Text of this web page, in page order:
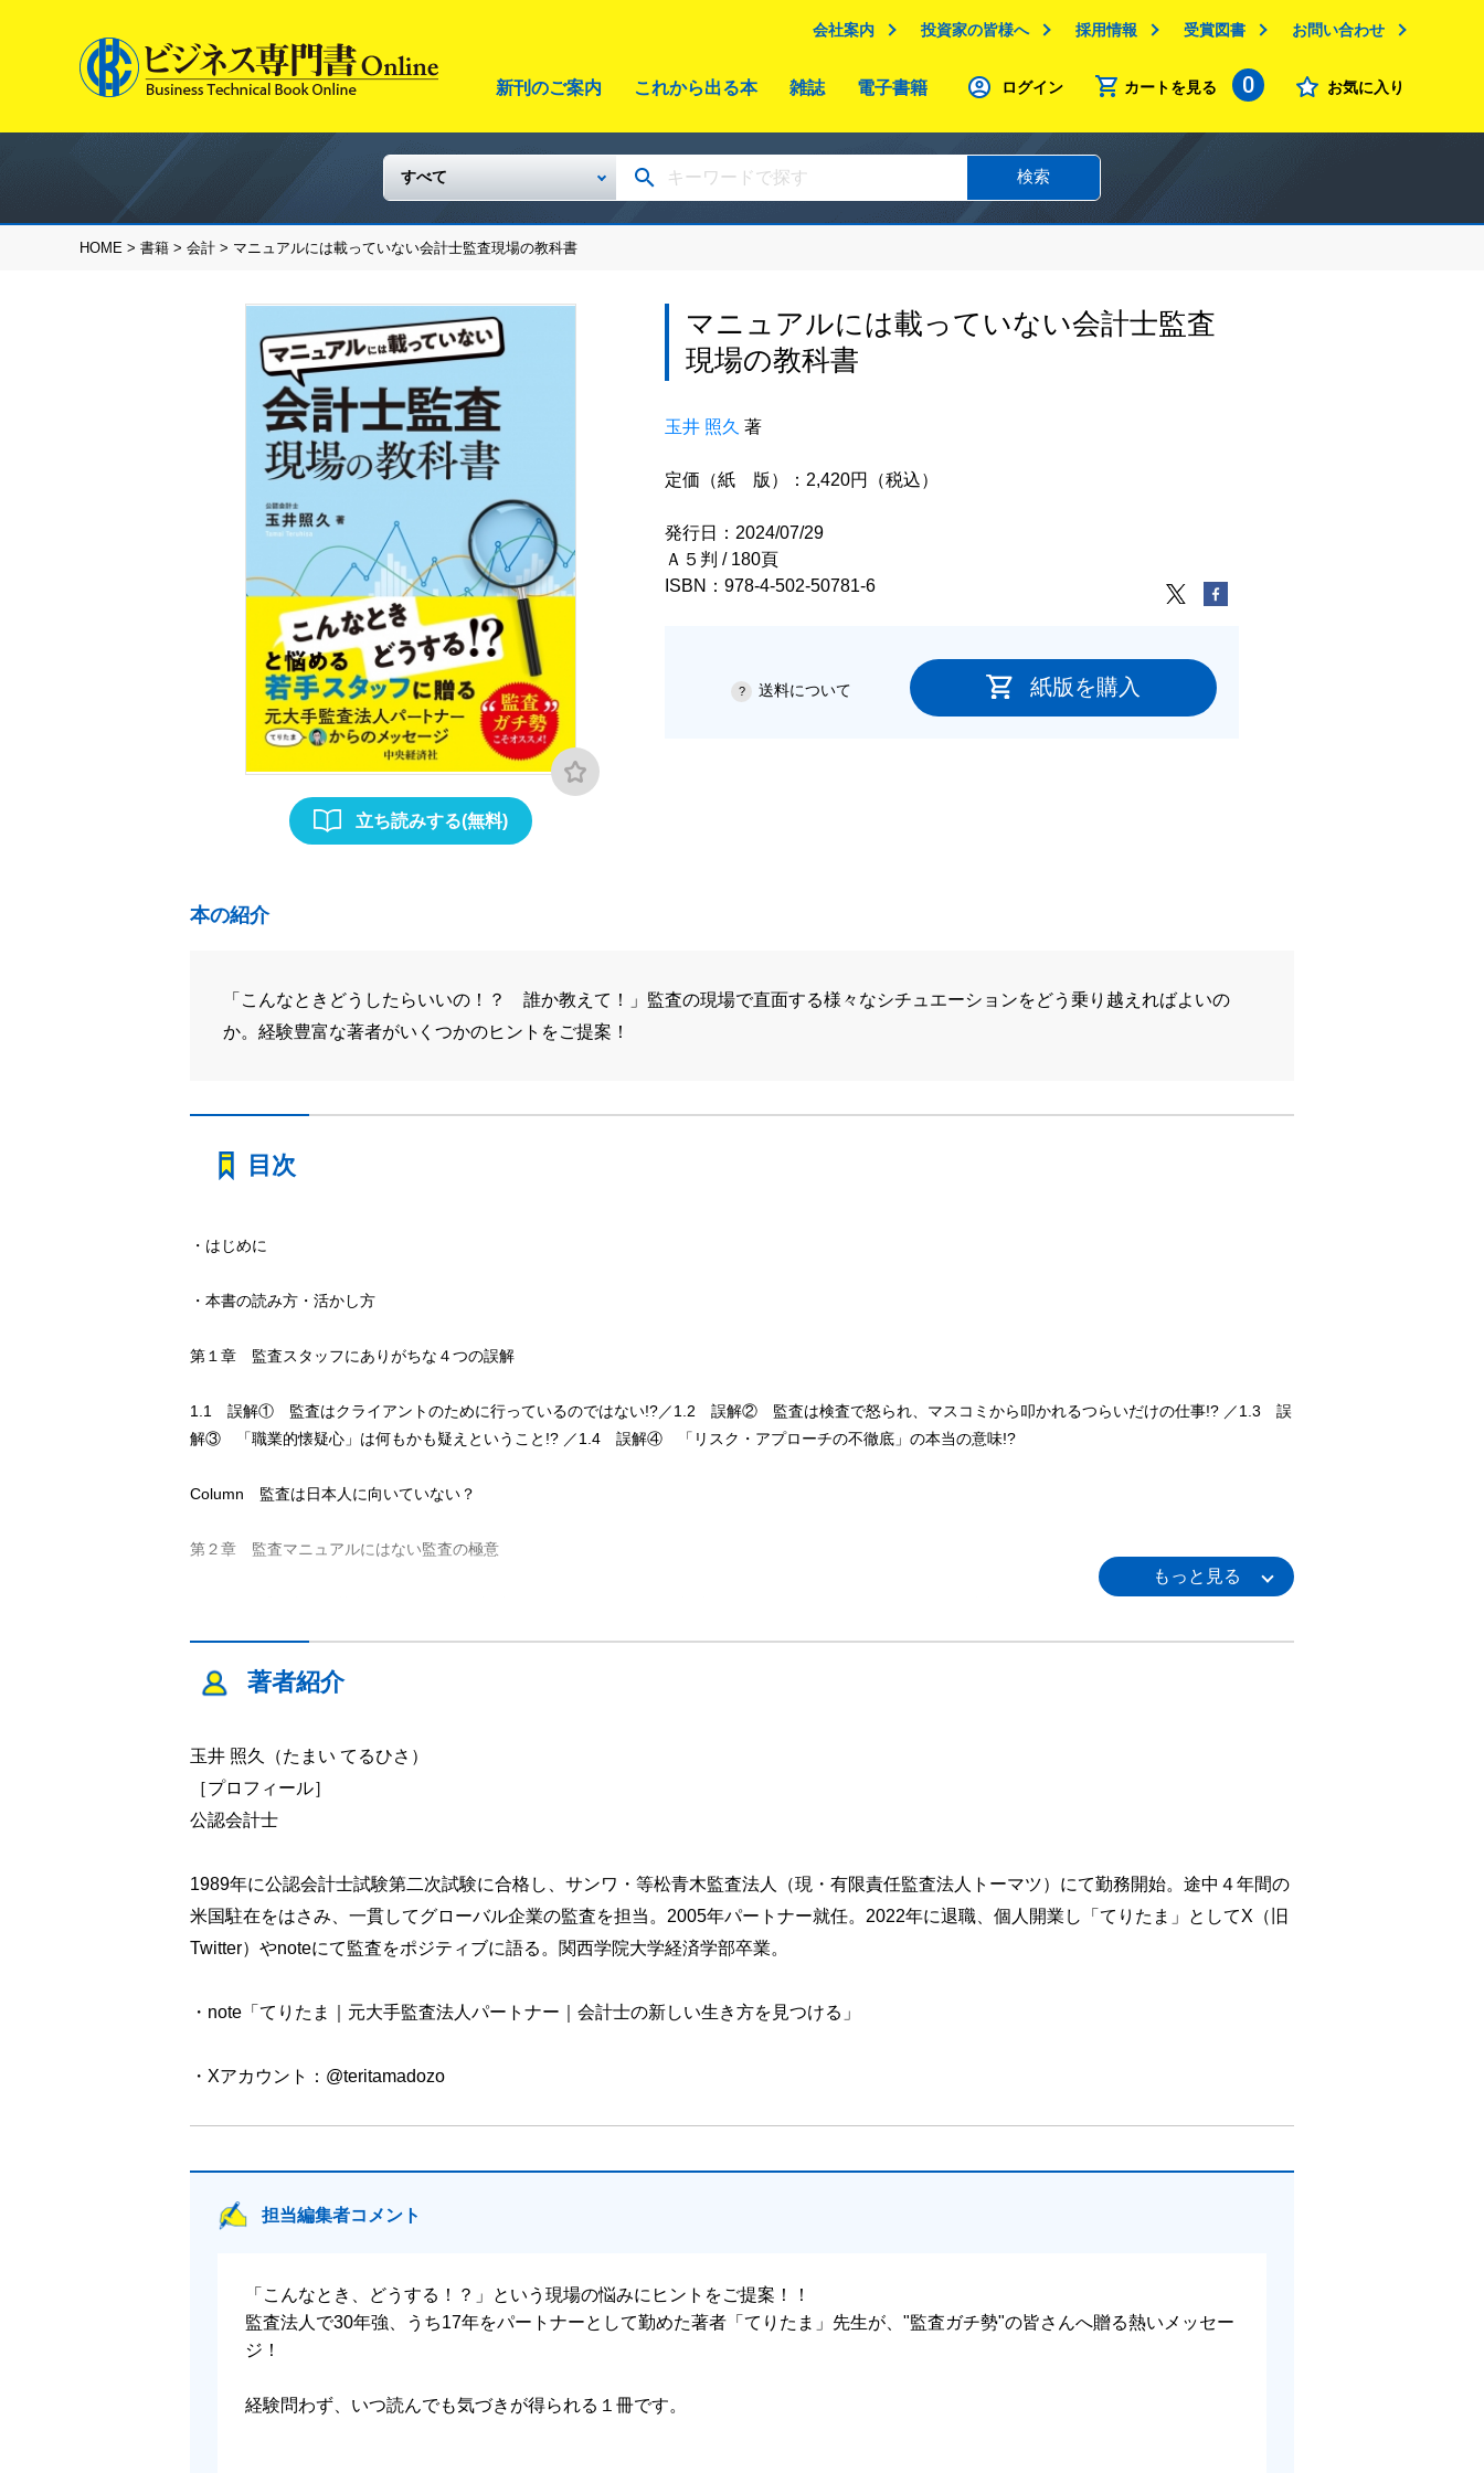
会社案内 投資家の皆様へ 採用情報 受賞図書 お問い合わせ
新刊のご案内 これから出る本 雑誌 電子書籍 ログイン カートを見る 0 お気に入り
検索
HOME > 書籍 > 会計 > マニュアルには載っていない会計士監査現場の教科書
立ち読みする(無料)
マニュアルには載っていない会計士監査
現場の教科書
玉井 照久 著
定価（紙 版）：2,420円（税込）
発行日：2024/07/29
Ａ５判 / 180頁
ISBN：978-4-502-50781-6
紙版を購入
送料について
本の紹介
「こんなときどうしたらいいの！？ 誰か教えて！」監査の現場で直面する様々なシチュエーションをどう乗り越えればよいの
か。経験豊富な著者がいくつかのヒントをご提案！
目次
・はじめに
・本書の読み方・活かし方
第１章 監査スタッフにありがちな４つの誤解
1.1 誤解① 監査はクライアントのために行っているのではない!?／1.2 誤解② 監査は検査で怒られ、マスコミから叩かれるつらいだけの仕事!? ／1.3 誤
解③ 「職業的懐疑心」は何もかも疑えということ!? ／1.4 誤解④ 「リスク・アプローチの不徹底」の本当の意味!?
Column 監査は日本人に向いていない？
第２章 監査マニュアルにはない監査の極意
3.1 監査現場のコミュニケーション総論／3.2 監査先との距離感／3.3 会社をより深く理解するために／3.4 監査先から相談されたとき／3.5 監査先から
信頼を得るには／3.6 監査先と対立するとき／3.7 監査先を怒らせてしまったら……
4.1 監査チーム内のコミュニケーション、実は難しい／4.2 監査チームメンバーの役割／4.3 「IT専門家」という誤解／4.4 監査チーム内のコミュニケー
ションを改善する／4.5 はじめて後輩を持ったら
第６章 監査と倫理観
Column 公認会計士の倫理観と不正のトライアングル
著者紹介
玉井 照久（たまい てるひさ）
［プロフィール］
公認会計士
1989年に公認会計士試験第二次試験に合格し、サンワ・等松青木監査法人（現・有限責任監査法人トーマツ）にて勤務開始。途中４年間の
米国駐在をはさみ、一貫してグローバル企業の監査を担当。2005年パートナー就任。2022年に退職、個人開業し「てりたま」としてX（旧
Twitter）やnoteにて監査をポジティブに語る。関西学院大学経済学部卒業。
・note「てりたま｜元大手監査法人パートナー｜会計士の新しい生き方を見つける」
・Xアカウント：@teritamadozo
担当編集者コメント
「こんなとき、どうする！？」という現場の悩みにヒントをご提案！！
監査法人で30年強、うち17年をパートナーとして勤めた著者「てりたま」先生が、"監査ガチ勢"の皆さんへ贈る熱いメッセー
ジ！
経験問わず、いつ読んでも気づきが得られる１冊です。